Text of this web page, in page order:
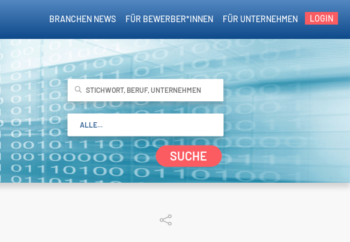
LOGIN
FÜR UNTERNEHMEN
FÜR BEWERBER*INNEN
BRANCHEN NEWS
SUCHE